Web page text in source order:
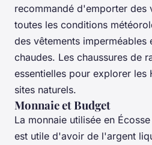
recommandé d'emporter des
toutes les conditions
des vêtements imperméables
chaudes. Les chaussures de
essentielles pour explorer les
sites naturels.
Monnaie et Budget
La monnaie utilisée en
est utile d'avoir de l'argent